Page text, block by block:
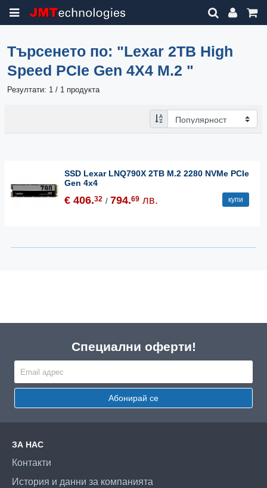
Търсенето по: "Lexar 2TB High
Speed PCIe Gen 4X4 M.2 "
Резултати: 1 / 1 продукта
SSD Lexar LNQ790X 2TB M.2 2280 NVMe PCIe
Gen 4x4
€ 406.32 / 794.69 лв. купи
Специални оферти!
Абонирай се
ЗА НАС
Контакти
История и данни за компанията